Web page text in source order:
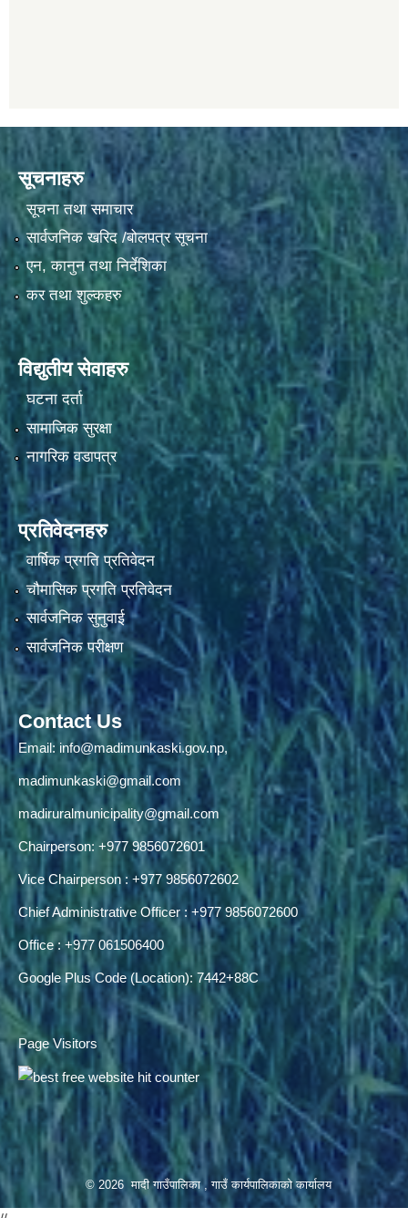
सूचनाहरु
सूचना तथा समाचार
सार्वजनिक खरिद /बोलपत्र सूचना
एन, कानुन तथा निर्देशिका
कर तथा शुल्कहरु
विद्युतीय सेवाहरु
घटना दर्ता
सामाजिक सुरक्षा
नागरिक वडापत्र
प्रतिवेदनहरु
वार्षिक प्रगति प्रतिवेदन
चौमासिक प्रगति प्रतिवेदन
सार्वजनिक सुनुवाई
सार्वजनिक परीक्षण
Contact Us
Email: info@madimunkaski.gov.np,
madimunkaski@gmail.com
madiruralmunicipality@gmail.com
Chairperson: +977 9856072601
Vice Chairperson : +977 9856072602
Chief Administrative Officer : +977 9856072600
Office : +977 061506400
Google Plus Code (Location): 7442+88C
Page Visitors
© 2026 मादी गाउँपालिका , गाउँ कार्यपालिकाको कार्यालय